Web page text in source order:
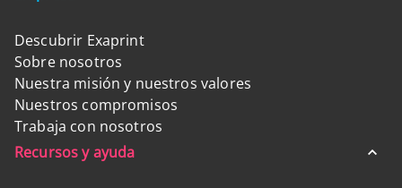
Descubrir Exaprint
Sobre nosotros
Nuestra misión y nuestros valores
Nuestros compromisos
Trabaja con nosotros
Recursos y ayuda